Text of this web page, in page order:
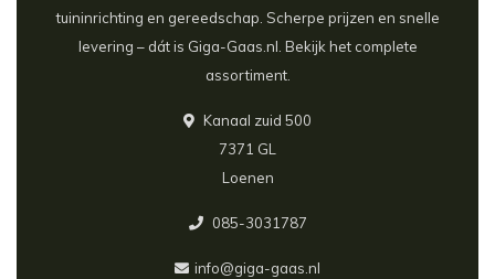
tuininrichting en gereedschap. Scherpe prijzen en snelle
levering – dát is Giga-Gaas.nl. Bekijk het complete
assortiment.
Kanaal zuid 500
7371 GL
Loenen
085-3031787
info@giga-gaas.nl